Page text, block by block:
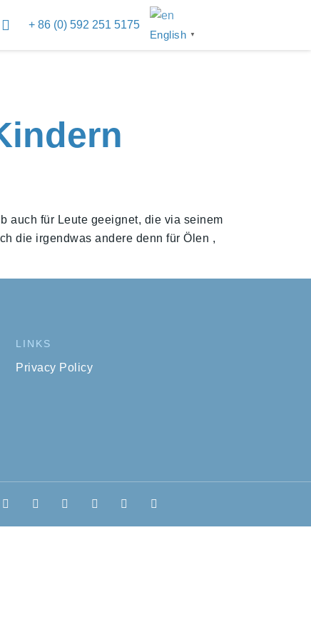
+ 86 (0) 592 251 5175
English
▼
auch für Leute geeignet, die via seinem
die irgendwas andere denn für Ölen ,
LINKS
Privacy Policy